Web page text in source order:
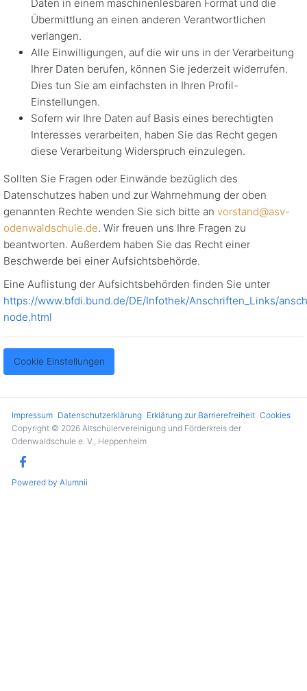
Daten in einem maschinenlesbaren Format und die
Übermittlung an einen anderen Verantwortlichen
verlangen.
Alle Einwilligungen, auf die wir uns in der Verarbeitung
Ihrer Daten berufen, können Sie jederzeit widerrufen.
Dies tun Sie am einfachsten in Ihren Profil-
Einstellungen.
Sofern wir Ihre Daten auf Basis eines berechtigten
Interesses verarbeiten, haben Sie das Recht gegen
diese Verarbeitung Widerspruch einzulegen.
Sollten Sie Fragen oder Einwände bezüglich des
Datenschutzes haben und zur Wahrnehmung der oben
genannten Rechte wenden Sie sich bitte an vorstand@asv-
odenwaldschule.de. Wir freuen uns Ihre Fragen zu
beantworten. Außerdem haben Sie das Recht einer
Beschwerde bei einer Aufsichtsbehörde.
Eine Auflistung der Aufsichtsbehörden finden Sie unter
https://www.bfdi.bund.de/DE/Infothek/Anschriften_Links/
node.html
Cookie Einstellungen
Impressum Datenschutzerklärung Erklärung zur Barrierefreiheit Cookies
Copyright © 2026 Altschülervereinigung und Förderkreis der
Odenwaldschule e. V., Heppenheim
Powered by Alumnii